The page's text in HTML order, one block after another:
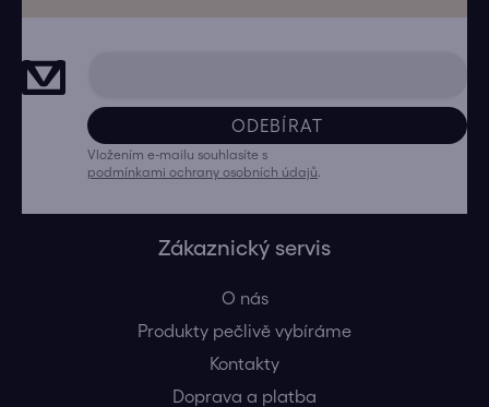
ODEBÍRAT
Vložením e-mailu souhlasíte s
podmínkami ochrany osobních údajů
Zákaznický servis
O nás
Produkty pečlivě vybíráme
Kontakty
Doprava a platba